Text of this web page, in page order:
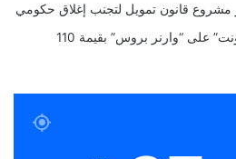
مشروع قانون تمويل لتجنب إغلاق حكومي
بريطانيا تُقر استحواذ “باراماونت” على “وارنر بروس” بقيمة 110